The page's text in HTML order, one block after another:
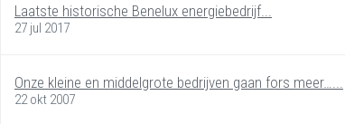
Laatste historische Benelux energiebedrijf...
27 jul 2017
Onze kleine en middelgrote bedrijven gaan fors meer…...
22 okt 2007